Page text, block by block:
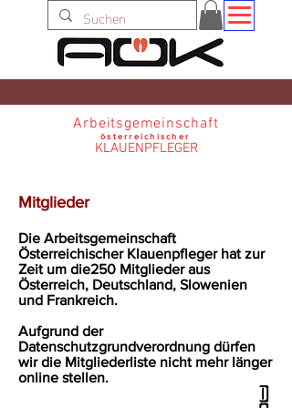
Arbeitsgemeinschaft
österreichischer
KLAUENPFLEGER
Mitglieder
Die Arbeitsgemeinschaft
Österreichischer Klauenpfleger hat zur
Zeit um die250 Mitglieder aus
Österreich, Deutschland, Slowenien
und Frankreich.
Aufgrund der
Datenschutzgrundverordnung dürfen
wir die Mitgliederliste nicht mehr länger
online stellen.